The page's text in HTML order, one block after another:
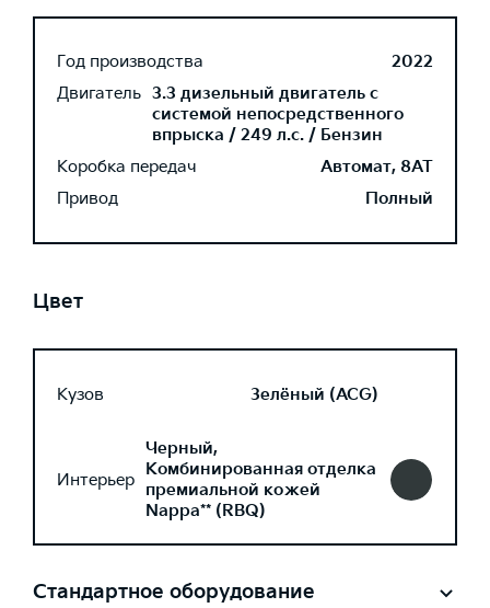
Год производства
2022
Двигатель 3.3 дизельный двигатель с
системой непосредственного
впрыска / 249 л.с. / Бензин
Коробка передач
Автомат, 8AT
Привод
Полный
Цвет
Кузов Зелёный (ACG)
Интерьер
Черный,
Комбинированная отделка
премиальной кожей
Nappa** (RBQ)
Стандартное оборудование